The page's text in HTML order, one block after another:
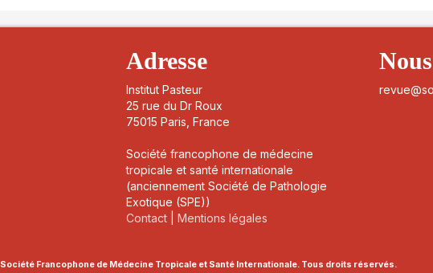
Adresse
Institut Pasteur
25 rue du Dr Roux
75015 Paris, France
Société francophone de médecine
tropicale et santé internationale
(anciennement Société de Pathologie
Exotique (SPE))
Contact |Mentions légales
Société Francophone de Médecine Tropicale et Santé Internationale. Tous droits réservés.